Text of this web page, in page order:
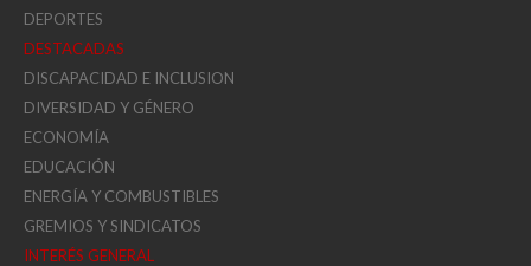
DEPORTES
DESTACADAS
DISCAPACIDAD E INCLUSION
DIVERSIDAD Y GÉNERO
ECONOMÍA
EDUCACIÓN
ENERGÍA Y COMBUSTIBLES
GREMIOS Y SINDICATOS
INTERÉS GENERAL